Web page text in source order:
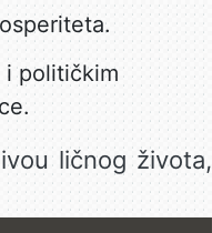
i političkim
ličnog života,